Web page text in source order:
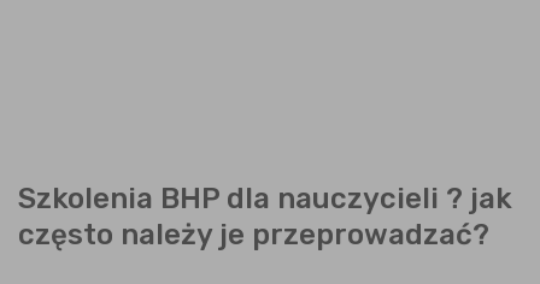
Szkolenia BHP dla nauczycieli ? jak
często należy je przeprowadzać?